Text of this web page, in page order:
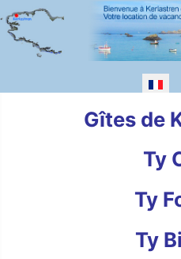
Sélectionnez votre langue
Gîtes de
Ty
Ty
Ty